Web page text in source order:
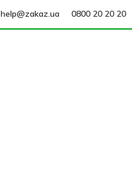
help@zakaz.ua 0800 20 20 20